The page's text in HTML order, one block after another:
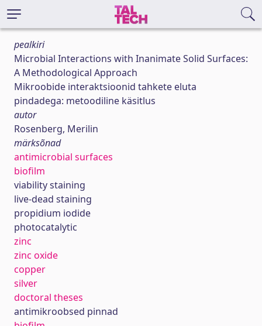
pealkiri
Microbial Interactions with Inanimate Solid Surfaces:
A Methodological Approach
Mikroobide interaktsioonid tahkete eluta
pindadega: metoodiline käsitlus
autor
Rosenberg, Merilin
märksõnad
antimicrobial surfaces
biofilm
viability staining
live-dead staining
propidium iodide
photocatalytic
zinc
zinc oxide
copper
silver
doctoral theses
antimikroobsed pinnad